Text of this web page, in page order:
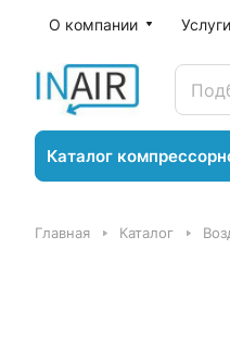
О компании Услуги
Каталог
Главная Каталог